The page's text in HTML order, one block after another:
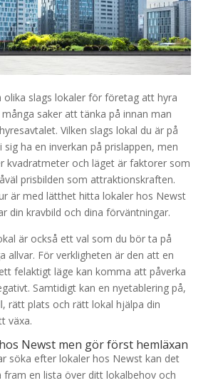
olika slags lokaler för företag att hyra
saker att tänka på innan man
Vilken slags lokal du är på
ha en inverkan på prislappen, men
kvadratmeter och läget är faktorer som
prisbilden som attraktionskraften.
är med lätthet hitta lokaler hos Newst
din kravbild och dina förväntningar.
är också ett val som du bör ta på
allvar. För verkligheten är den att en
felaktigt läge kan komma att påverka
Samtidigt kan en nyetablering på,
rätt plats och rätt lokal hjälpa din
växa.
Newst men gör först hemläxan
söka efter lokaler hos Newst kan det
fram en lista över ditt lokalbehov och